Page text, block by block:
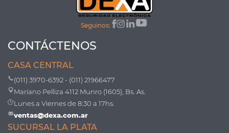
Seguinos:
CONTÁCTENOS
CASA CENTRAL
(011) 3970-6392 - (011) 21966477
Mariano Pelliza 4112 Munro (1605), Bs. As.
Lunes a Viernes de 8:30 a 17hs.
ventas@dexa.com.ar
SUCURSAL LA PLATA